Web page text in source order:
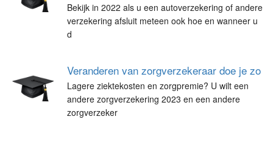
Bekijk in 2022 als u een autoverzekering of andere
verzekering afsluit meteen ook hoe en wanneer u
d
Veranderen van zorgverzekeraar doe je zo
Lagere ziektekosten en zorgpremie? U wilt een
andere zorgverzekering 2023 en een andere
zorgverzeker